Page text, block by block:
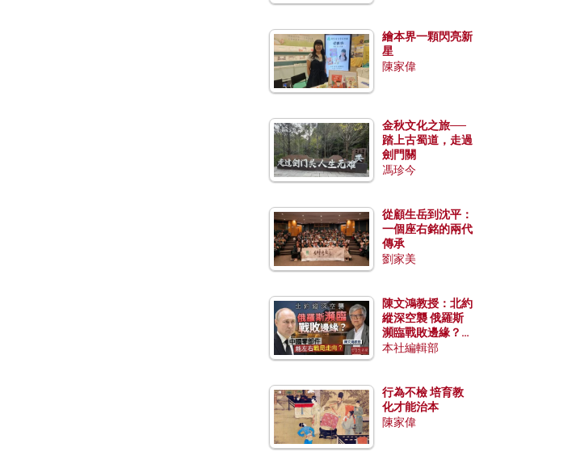
繪本界一顆閃亮新
星
陳家偉
金秋文化之旅──
踏上古蜀道，走過
劍門關
馮珍今
從顧生岳到沈平：
一個座右銘的兩代
傳承
劉家美
陳文鴻教授：北約
縱深空襲 俄羅斯
瀕臨戰敗邊緣？中
國零部件能左右戰
本社編輯部
行為不檢 培育教
化才能治本
陳家偉